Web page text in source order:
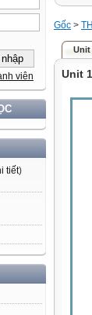
viên
tiết)
Gốc >
Unit
Unit